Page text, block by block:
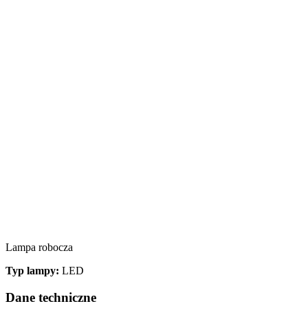
Lampa robocza
Typ lampy: LED
Dane techniczne